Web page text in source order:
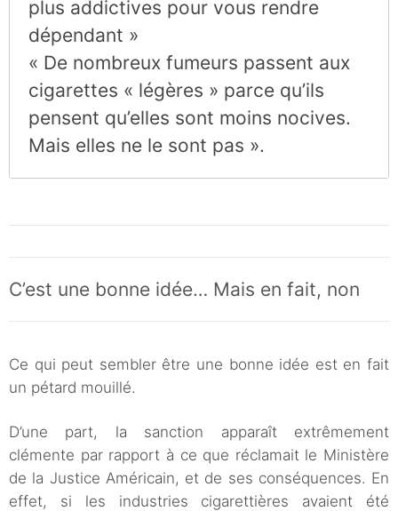
plus addictives pour vous rendre
dépendant »
« De nombreux fumeurs passent aux
cigarettes « légères » parce qu’ils
pensent qu’elles sont moins nocives.
Mais elles ne le sont pas ».
C’est une bonne idée… Mais en fait, non
Ce qui peut sembler être une bonne idée est en fait
un pétard mouillé.
D’une part, la sanction apparaît extrêmement
clémente par rapport à ce que réclamait le Ministère
de la Justice Américain, et de ses conséquences. En
effet, si les industries cigarettières avaient été